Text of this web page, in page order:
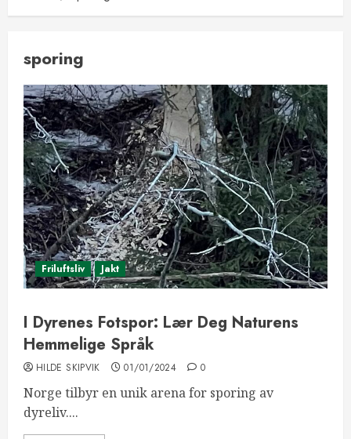
sporing
Friluftsliv Jakt
I Dyrenes Fotspor: Lær Deg Naturens
Hemmelige Språk
HILDE SKIPVIK 01/01/2024 0
Norge tilbyr en unik arena for sporing av
dyreliv....